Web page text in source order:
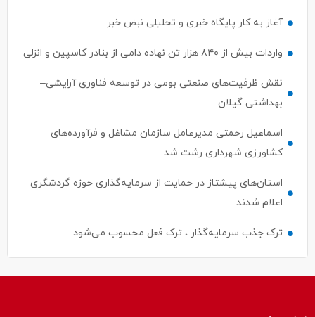
آغاز به کار پایگاه خبری و تحلیلی نبض خبر
واردات بیش از ۸۴۰ هزار تن نهاده دامی از بنادر كاسپین و انزلی
نقش ظرفیت‌های صنعتی بومی در توسعه فناوری آرایشی–
بهداشتی گیلان
اسماعیل رحمتی مدیرعامل سازمان مشاغل و فرآورده‌های
کشاورزی شهرداری رشت شد
استان‌های پیشتاز در حمایت از سرمایه‌گذاری حوزه گردشگری
اعلام شدند
ترک جذب سرمایه‌گذار ، ترک فعل محسوب می‌شود